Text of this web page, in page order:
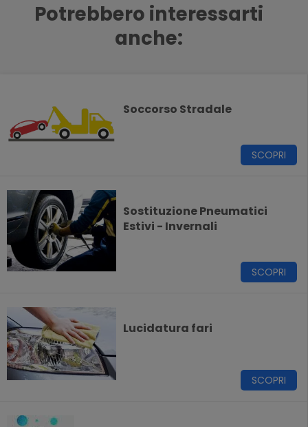
Potrebbero interessarti
anche:
Soccorso Stradale
SCOPRI
Sostituzione Pneumatici
Estivi - Invernali
SCOPRI
Lucidatura fari
SCOPRI